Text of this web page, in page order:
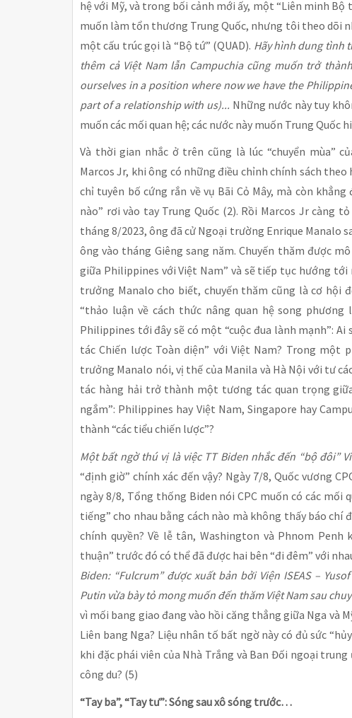
hệ với Mỹ, và trong bối cảnh mới ấy, một “Liên minh
muốn làm tổn thương Trung Quốc, nhưng tôi theo dõi
một cấu trúc gọi là “Bộ tứ” (QUAD). Hãy hình dung tình
thêm cả Việt Nam lẫn Campuchia cũng muốn trở
ourselves in a position where now we have the
part of a relationship with us)... Những nước này tuy
muốn các mối quan hệ; các nước này muốn Trung Quốc
Và thời gian nhắc ở trên cũng là lúc “chuyển mùa”
Marcos Jr, khi ông có những điều chỉnh chính sách theo
chỉ tuyên bố cứng rắn về vụ Bãi Cỏ Mây, mà còn
nào” rơi vào tay Trung Quốc (2). Rồi Marcos Jr càng
tháng 8/2023, ông đã cử Ngoại trường Enrique Manalo
ông vào tháng Giêng sang năm. Chuyến thăm được
giữa Philippines với Việt Nam” và sẽ tiếp tục hướng
trưởng Manalo cho biết, chuyến thăm cũng là cơ hội
“thảo luận về cách thức nâng quan hệ song
Philippines tới đây sẽ có một “cuộc đua lành mạnh”:
tác Chiến lược Toàn diện” với Việt Nam? Trong một
trưởng Manalo nói, vị thế của Manila và Hà Nội với tư
tác hàng hải trở thành một tương tác quan trọng
ngắm”: Philippines hay Việt Nam, Singapore hay
thành “các tiểu chiến lược”?
Một bất ngờ thú vị là việc TT Biden nhắc đến “bộ đôi”
“định giờ” chính xác đến vậy? Ngày 7/8, Quốc vương
ngày 8/8, Tổng thống Biden nói CPC muốn có các mối
tiếng” cho nhau bằng cách nào mà không thấy báo chí
chính quyền? Về lễ tân, Washington và Phnom
thuận” trước đó có thể đã được hai bên “đi đêm” với
Biden: “Fulcrum” được xuất bản bởi Viện ISEAS –
Putin vừa bày tỏ mong muốn đến thăm Việt Nam sau
vì mối bang giao đang vào hồi căng thẳng giữa Nga và
Liên bang Nga? Liệu nhân tố bất ngờ này có đủ sức
khi đặc phái viên của Nhà Trắng và Ban Đối ngoại
công du? (5)
“Tay ba”, “Tay tư”: Sóng sau xô sóng trước…